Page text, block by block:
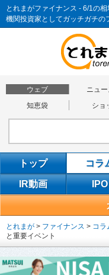
機関投資家としてガッチガチ
ウェブ ニュー
知恵袋
ショ
トップ コラ
IR動画 IPO
とれまが > ファイナンス > コラ
と重要イベント